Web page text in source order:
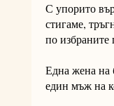
С упорито
стигаме,
по избраните
Една жена на
един мъж на